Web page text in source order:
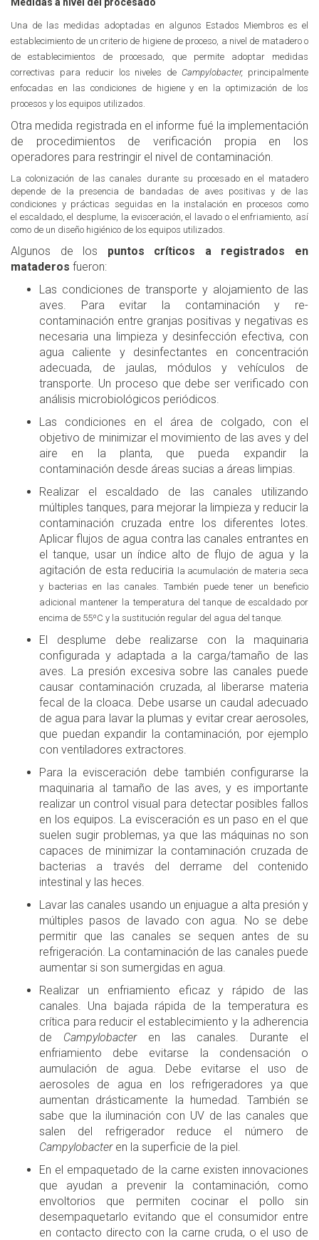
Una de las medidas adoptadas en algunos Estados Miembros es el
establecimiento de un criterio de higiene de proceso, a nivel de matadero o
de establecimientos de procesado, que permite adoptar medidas
correctivas para reducir los niveles deCampylobacter, principalmente
enfocadas en las condiciones de higiene y en la optimización de los
procesos y los equipos utilizados.
Otra medida registrada en el informe fué la implementación
de procedimientos de verificación propia en los
operadores para restringir el nivel de contaminación.
La colonización de las canales durante su procesado en el matadero
depende de la presencia de bandadas de aves positivas y de las
condiciones y prácticas seguidas en la instalación en procesos como
el escaldado, el desplume, la evisceración, el lavado o el enfriamiento, así
como de un diseño higiénico de los equipos utilizados.
Algunos de los puntos críticos a registrados en
mataderos fueron:
Las condiciones de transporte y alojamiento de las
aves. Para evitar la contaminación y re-
contaminación entre granjas positivas y negativas es
necesaria una limpieza y desinfección efectiva, con
agua caliente y desinfectantes en concentración
adecuada, de jaulas, módulos y vehículos de
transporte. Un proceso que debe ser verificado con
análisis microbiológicos periódicos.
Las condiciones en el área de colgado, con el
objetivo de minimizar el movimiento de las aves y del
aire en la planta, que pueda expandir la
contaminación desde áreas sucias a áreas limpias.
Realizar el escaldado de las canales utilizando
múltiples tanques, para mejorar la limpieza y reducir la
contaminación cruzada entre los diferentes lotes.
Aplicar flujos de agua contra las canales entrantes en
el tanque, usar un índice alto de flujo de agua y la
agitación de esta reduciria
la acumulación de materia seca
y bacterias en las canales. También puede tener un beneficio
adicional mantener la temperatura del tanque de escaldado por
encima de 55ºC y la sustitución regular del agua del tanque.
El desplume debe realizarse con la maquinaria
configurada y adaptada a la carga/tamaño de las
aves. La presión excesiva sobre las canales puede
causar contaminación cruzada, al liberarse materia
fecal de la cloaca. Debe usarse un caudal adecuado
de agua para lavar la plumas y evitar crear aerosoles,
que puedan expandir la contaminación, por ejemplo
con ventiladores extractores.
Para la evisceración debe también configurarse la
maquinaria al tamaño de las aves, y es importante
realizar un control visual para detectar posibles fallos
en los equipos. La evisceración es un paso en el que
suelen sugir problemas, ya que las máquinas no son
capaces de minimizar la contaminación cruzada de
bacterias a través del derrame del contenido
intestinal y las heces.
Lavar las canales usando un enjuague a alta presión y
múltiples pasos de lavado con agua. No se debe
permitir que las canales se sequen antes de su
refrigeración. La contaminación de las canales puede
aumentar si son sumergidas en agua.
Realizar un enfriamiento eficaz y rápido de las
canales. Una bajada rápida de la temperatura es
crítica para reducir el establecimiento y la adherencia
de Campylobacteren las canales. Durante el
enfriamiento debe evitarse la condensación o
aumulación de agua. Debe evitarse el uso de
aerosoles de agua en los refrigeradores ya que
aumentan drásticamente la humedad. También se
sabe que la iluminación con UV de las canales que
salen del refrigerador reduce el número de
Campylobacteren la superficie de la piel.
En el empaquetado de la carne existen innovaciones
que ayudan a prevenir la contaminación, como
envoltorios que permiten cocinar el pollo sin
desempaquetarlo evitando que el consumidor entre
en contacto directo con la carne cruda, o el uso de